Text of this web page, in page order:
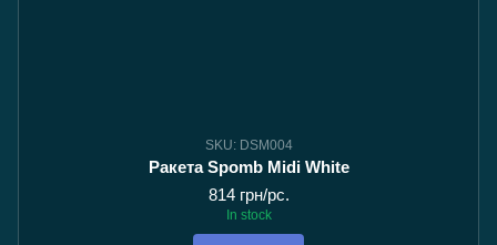
SKU: DSM004
Ракета Spomb Midi White
814 грн/pc.
In stock